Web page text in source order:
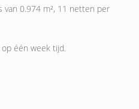
van 0.974 m², 11 netten per
één week tijd.